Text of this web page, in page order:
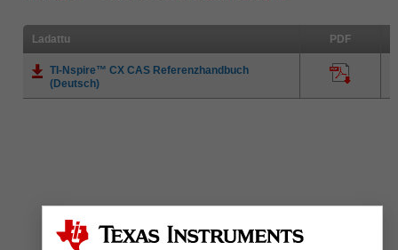
Ladattu PDF
TI-Nspire™ CX CAS Referenzhandbuch
(Deutsch)